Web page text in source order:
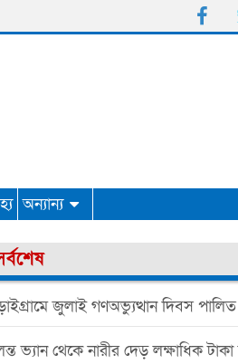
অন্যান্য
জুলাই গণঅভ্যুত্থান দিবস পালিত
ভ্যান থেকে নারীর দেড় লক্ষাধিক